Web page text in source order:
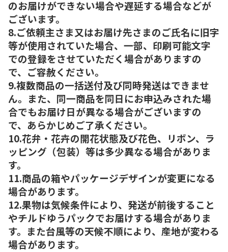
のお届けができない場合や遅延する場合などが
ございます。
8.ご依頼主さま又はお届け先さまのご氏名に旧字
等が使用されていた場合、一部、印刷可能文字
での登録をさせていただく場合がありますの
で、ご容赦ください。
9.複数商品の一括送付及び同時発送はできませ
ん。また、同一商品を同日にお申込みされた場
合でもお届け日が異なる場合がございますの
で、あらかじめご了承ください。
10.花弁・花卉の開花状態及び花色、リボン、ラ
ッピング（包装）等は多少異なる場合がありま
す。
11.商品の箱やパッケージデザインが変更になる
場合があります。
12.果物は気候条件により、発送が前後すること
やチルドゆうパックでお届けする場合がありま
す。また台風等の天候不順により、産地が変わる
場合があります。